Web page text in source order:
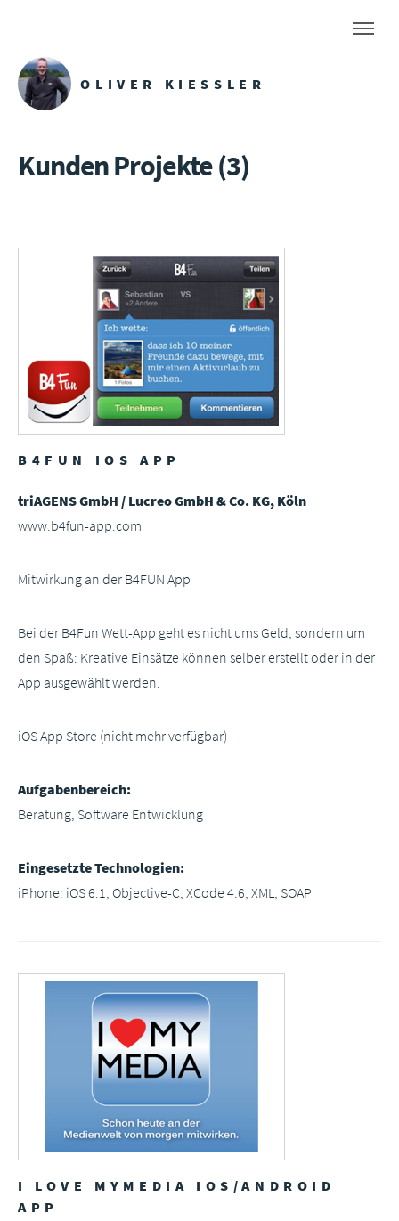
OLIVER KIESSLER
Kunden Projekte (3)
B4FUN IOS APP
triAGENS GmbH / Lucreo GmbH & Co. KG, Köln
www.b4fun-app.com
Mitwirkung an der B4FUN App
Bei der B4Fun Wett-App geht es nicht ums Geld, sondern um
den Spaß: Kreative Einsätze können selber erstellt oder in der
App ausgewählt werden.
iOS App Store (nicht mehr verfügbar)
Aufgabenbereich:
Beratung, Software Entwicklung
Eingesetzte Technologien:
iPhone: iOS 6.1, Objective-C, XCode 4.6, XML, SOAP
I LOVE MYMEDIA IOS/ANDROID
APP